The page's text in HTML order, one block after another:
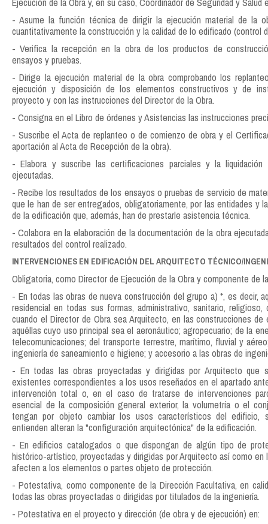
- Asume la función técnica de dirigir la ejecución material de la
cuantitativamente la construcción y la calidad de lo edificado (control
- Verifica la recepción en la obra de los productos de
ensayos y pruebas.
- Dirige la ejecución material de la obra comprobando los
ejecución y disposición de los elementos constructivos y de
proyecto y con las instrucciones del Director de la Obra.
- Consigna en el Libro de órdenes y Asistencias las instrucciones
- Suscribe el Acta de replanteo o de comienzo de obra y el
aportación al Acta de Recepción de la obra).
- Elabora y suscribe las certificaciones parciales y la
ejecutadas.
- Recibe los resultados de los ensayos o pruebas de servicio de
que le han de ser entregados, obligatoriamente, por las entidades y
de la edificación que, además, han de prestarle asistencia técnica.
- Colabora en la elaboración de la documentación de la obra
resultados del control realizado.
INTERVENCIONES EN EDIFICACIÓN DEL ARQUITECTO TÉCNICO/
Obligatoria, como Director de Ejecución de la Obra y componente de
- En todas las obras de nueva construcción del grupo a) *, es decir,
residencial en todas sus formas, administrativo, sanitario,
cuando el Director de Obra sea Arquitecto, en las construcciones
aquéllas cuyo uso principal sea el aeronáutico; agropecuario; de la
telecomunicaciones; del transporte terrestre, marítimo, fluvial y
ingeniería de saneamiento e higiene; y accesorio a las obras de
- En todas las obras proyectadas y dirigidas por Arquitecto que
existentes correspondientes a los usos reseñados en el apartado
intervención total o, en el caso de tratarse de intervenciones
esencial de la composición general exterior, la volumetría o el
tengan por objeto cambiar los usos característicos del edificio,
entienden alteran la "configuración arquitectónica" de la edificación.
- En edificios catalogados o que dispongan de algún tipo de
histórico-artístico, proyectadas y dirigidas por Arquitecto así como en
afecten a los elementos o partes objeto de protección.
- Potestativa, como componente de la Dirección Facultativa, en
todas las obras proyectadas o dirigidas por titulados de la ingeniería.
- Potestativa en el proyecto y dirección (de obra y de ejecución) en: